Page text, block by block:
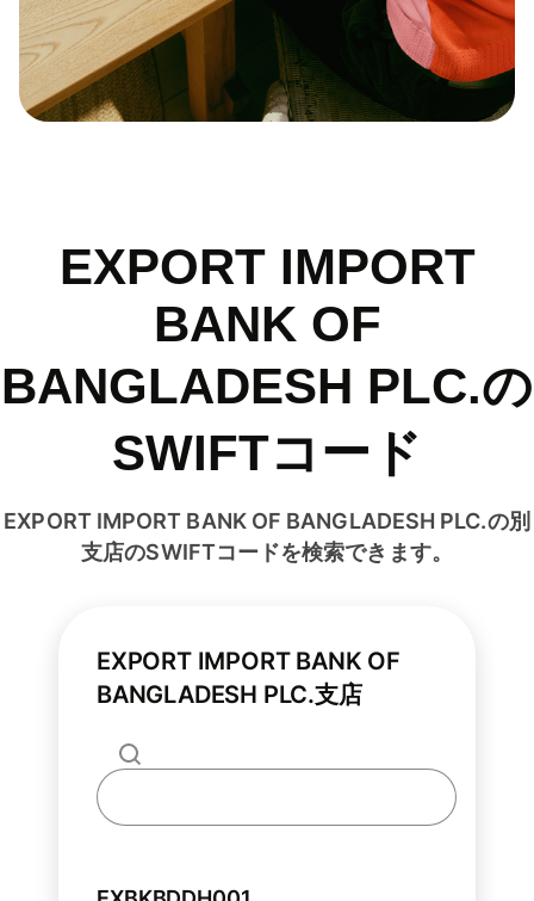
EXPORT IMPORT
BANK OF
BANGLADESH PLC.の
SWIFTコード
EXPORT IMPORT BANK OF BANGLADESH PLC.の別
支店のSWIFTコードを検索できます。
EXPORT IMPORT BANK OF
BANGLADESH PLC.支店